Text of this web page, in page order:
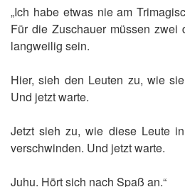
„Ich habe etwas nie am
Für die Zuschauer müssen zwei
langweilig sein.
Hier, sieh den Leuten zu, wie
Und jetzt warte.
Jetzt sieh zu, wie diese Leute
verschwinden. Und jetzt warte.
Juhu. Hört sich nach Spaß an.“